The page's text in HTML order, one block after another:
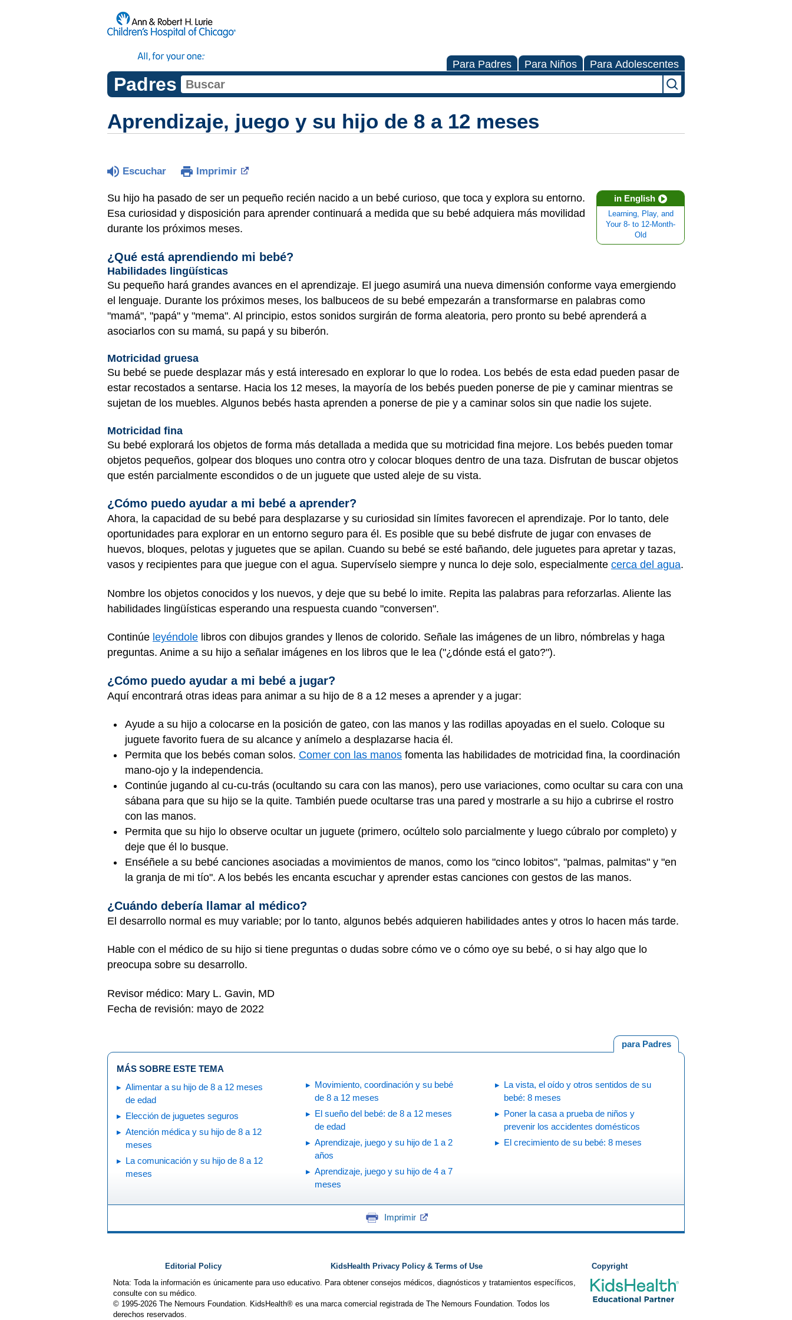
Para Padres Para Niños Para Adolescentes
Padres
Aprendizaje, juego y su hijo de 8 a 12 meses
Escuchar Imprimir
in English
Learning, Play, and
Your 8- to 12-Month-
Old
Su hijo ha pasado de ser un pequeño recién nacido a un bebé curioso, que toca y explora su entorno.
Esa curiosidad y disposición para aprender continuará a medida que su bebé adquiera más movilidad
durante los próximos meses.
¿Qué está aprendiendo mi bebé?
Habilidades lingüísticas
Su pequeño hará grandes avances en el aprendizaje. El juego asumirá una nueva dimensión conforme vaya emergiendo
el lenguaje. Durante los próximos meses, los balbuceos de su bebé empezarán a transformarse en palabras como
"mamá", "papá" y "mema". Al principio, estos sonidos surgirán de forma aleatoria, pero pronto su bebé aprenderá a
asociarlos con su mamá, su papá y su biberón.
Motricidad gruesa
Su bebé se puede desplazar más y está interesado en explorar lo que lo rodea. Los bebés de esta edad pueden pasar de
estar recostados a sentarse. Hacia los 12 meses, la mayoría de los bebés pueden ponerse de pie y caminar mientras se
sujetan de los muebles. Algunos bebés hasta aprenden a ponerse de pie y a caminar solos sin que nadie los sujete.
Motricidad fina
Su bebé explorará los objetos de forma más detallada a medida que su motricidad fina mejore. Los bebés pueden tomar
objetos pequeños, golpear dos bloques uno contra otro y colocar bloques dentro de una taza. Disfrutan de buscar objetos
que estén parcialmente escondidos o de un juguete que usted aleje de su vista.
¿Cómo puedo ayudar a mi bebé a aprender?
Ahora, la capacidad de su bebé para desplazarse y su curiosidad sin límites favorecen el aprendizaje. Por lo tanto, dele
oportunidades para explorar en un entorno seguro para él. Es posible que su bebé disfrute de jugar con envases de
huevos, bloques, pelotas y juguetes que se apilan. Cuando su bebé se esté bañando, dele juguetes para apretar y tazas,
vasos y recipientes para que juegue con el agua. Supervíselo siempre y nunca lo deje solo, especialmente cerca del agua.
Nombre los objetos conocidos y los nuevos, y deje que su bebé lo imite. Repita las palabras para reforzarlas. Aliente las
habilidades lingüísticas esperando una respuesta cuando "conversen".
Continúe leyéndole libros con dibujos grandes y llenos de colorido. Señale las imágenes de un libro, nómbrelas y haga
preguntas. Anime a su hijo a señalar imágenes en los libros que le lea ("¿dónde está el gato?").
¿Cómo puedo ayudar a mi bebé a jugar?
Aquí encontrará otras ideas para animar a su hijo de 8 a 12 meses a aprender y a jugar:
Ayude a su hijo a colocarse en la posición de gateo, con las manos y las rodillas apoyadas en el suelo. Coloque su
juguete favorito fuera de su alcance y anímelo a desplazarse hacia él.
Permita que los bebés coman solos. Comer con las manos fomenta las habilidades de motricidad fina, la coordinación
mano-ojo y la independencia.
Continúe jugando al cu-cu-trás (ocultando su cara con las manos), pero use variaciones, como ocultar su cara con una
sábana para que su hijo se la quite. También puede ocultarse tras una pared y mostrarle a su hijo a cubrirse el rostro
con las manos.
Permita que su hijo lo observe ocultar un juguete (primero, ocúltelo solo parcialmente y luego cúbralo por completo) y
deje que él lo busque.
Enséñele a su bebé canciones asociadas a movimientos de manos, como los "cinco lobitos", "palmas, palmitas" y "en
la granja de mi tío". A los bebés les encanta escuchar y aprender estas canciones con gestos de las manos.
¿Cuándo debería llamar al médico?
El desarrollo normal es muy variable; por lo tanto, algunos bebés adquieren habilidades antes y otros lo hacen más tarde.
Hable con el médico de su hijo si tiene preguntas o dudas sobre cómo ve o cómo oye su bebé, o si hay algo que lo
preocupa sobre su desarrollo.
Revisor médico: Mary L. Gavin, MD
Fecha de revisión: mayo de 2022
para Padres
MÁS SOBRE ESTE TEMA
Alimentar a su hijo de 8 a 12 meses
de edad
Elección de juguetes seguros
Atención médica y su hijo de 8 a 12
meses
La comunicación y su hijo de 8 a 12
meses
Movimiento, coordinación y su bebé
de 8 a 12 meses
El sueño del bebé: de 8 a 12 meses
de edad
Aprendizaje, juego y su hijo de 1 a 2
años
Aprendizaje, juego y su hijo de 4 a 7
meses
La vista, el oído y otros sentidos de su
bebé: 8 meses
Poner la casa a prueba de niños y
prevenir los accidentes domésticos
El crecimiento de su bebé: 8 meses
Imprimir
Editorial Policy KidsHealth Privacy Policy & Terms of Use
Copyright
Nota: Toda la información es únicamente para uso educativo. Para obtener consejos médicos, diagnósticos y tratamientos específicos,
consulte con su médico.
© 1995-2026 The Nemours Foundation. KidsHealth® es una marca comercial registrada de The Nemours Foundation. Todos los
derechos reservados.